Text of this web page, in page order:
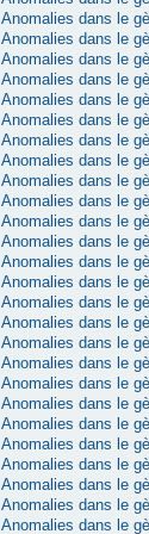
Anomalies dans le
Anomalies dans le
Anomalies dans le
Anomalies dans le
Anomalies dans le
Anomalies dans le
Anomalies dans le
Anomalies dans le
Anomalies dans le
Anomalies dans le
Anomalies dans le
Anomalies dans le
Anomalies dans le
Anomalies dans le
Anomalies dans le
Anomalies dans le
Anomalies dans le
Anomalies dans le
Anomalies dans le
Anomalies dans le
Anomalies dans le
Anomalies dans le
Anomalies dans le
Anomalies dans le
Anomalies dans le
Anomalies dans le